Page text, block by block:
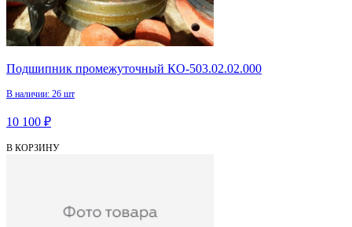
Подшипник промежуточный КО-503.02.02.000
В наличии: 26 шт
10 100 ₽
В КОРЗИНУ